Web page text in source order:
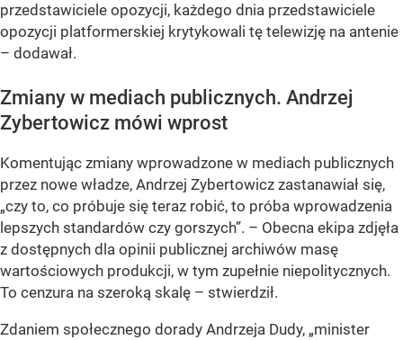
przedstawiciele opozycji, każdego dnia przedstawiciele
opozycji platformerskiej krytykowali tę telewizję na antenie
– dodawał.
Zmiany w mediach publicznych. Andrzej
Zybertowicz mówi wprost
Komentując zmiany wprowadzone w mediach publicznych
przez nowe władze, Andrzej Zybertowicz zastanawiał się,
„czy to, co próbuje się teraz robić, to próba wprowadzenia
lepszych standardów czy gorszych”. – Obecna ekipa zdjęła
z dostępnych dla opinii publicznej archiwów masę
wartościowych produkcji, w tym zupełnie niepolitycznych.
To cenzura na szeroką skalę – stwierdził.
Zdaniem społecznego dorady Andrzeja Dudy, „minister